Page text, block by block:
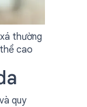
thường
cao
quy